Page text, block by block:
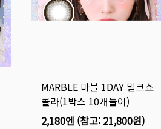
MARBLE 마블 1DAY 밀크쇼
콜라(1박스 10개들이)
2,180엔(참고: 21,800원)